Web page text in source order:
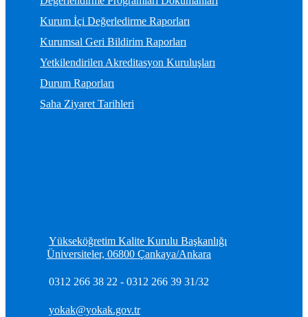
Kurum İçi Değerledirme Raporları
Kurumsal Geri Bildirim Raporları
Yetkilendirilen Akreditasyon Kuruluşları
Durum Raporları
Saha Ziyaret Tarihleri
Yükseköğretim Kalite Kurulu Başkanlığı
Üniversiteler, 06800 Çankaya/Ankara
0312 266 38 22 - 0312 266 39 31/32
yokak@yokak.gov.tr